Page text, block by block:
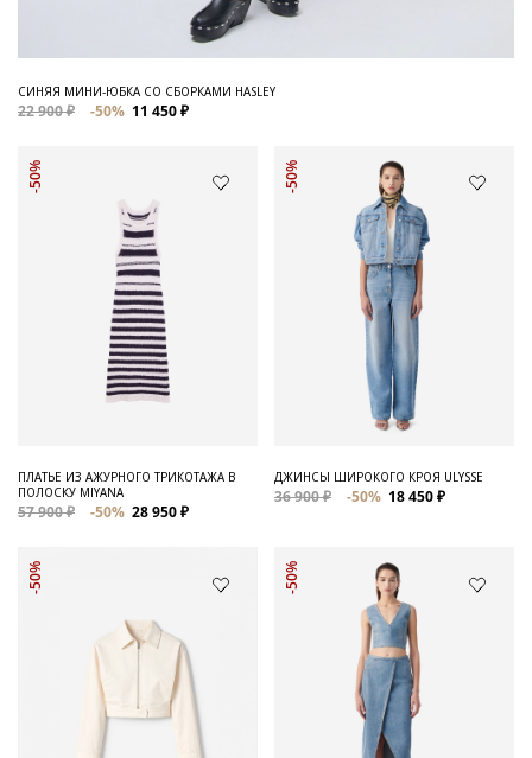
СИНЯЯ МИНИ-ЮБКА СО СБОРКАМИ HASLEY
22 900 ₽ -50% 11 450 ₽
-50%
ПЛАТЬЕ ИЗ АЖУРНОГО ТРИКОТАЖА В
ПОЛОСКУ MIYANA
57 900 ₽ -50% 28 950 ₽
-50%
ДЖИНСЫ ШИРОКОГО КРОЯ ULYSSE
36 900 ₽ -50% 18 450 ₽
-50% -50%